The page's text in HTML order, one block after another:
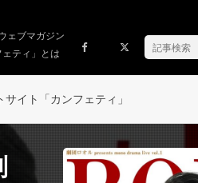
ェブマガジン
ェティ」とは
イト「カンフェティ」